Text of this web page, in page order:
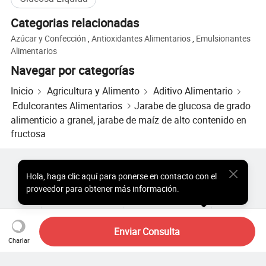
las preocupaciones de los clientes.
Nuestro equipo profesional, eficiente, experimentado y
confiable espera recibir sus consultas y proporcionarle
productos y soluciones de calidad.
Categorias relacionadas
Azúcar y Confección ,Antioxidantes Alimentarios Emulsionantes
Alimentarios
Navegar por categorías
Inicio Agricultura y Alimento
Aditivo Alimentario
Edulcorantes Alimentarios
Jarabe de glucosa de grado
alimenticio a granel, jarabe de maíz de alto contenido en
fructosa
Charlar
Enviar Consulta
Hola, haga clic aquí para ponerse en contacto con el
proveedor para obtener más información.
Precio de Productos Populares
Productos Populares al por Mayor
Comprador de Estrella
Sobre
Acuerdo de Usuario Política de Privacidad
Contacto
Copyright © 2026 Focus Technology Co., Ltd. All Rights Reserved